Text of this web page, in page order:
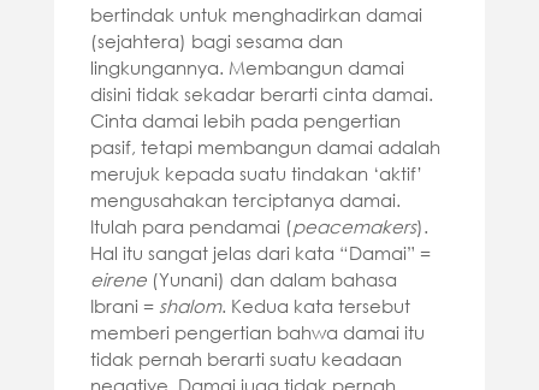
bertindak untuk menghadirkan damai
(sejahtera) bagi sesama dan
lingkungannya. Membangun damai
disini tidak sekadar berarti cinta damai.
Cinta damai lebih pada pengertian
pasif, tetapi membangun damai adalah
merujuk kepada suatu tindakan ‘aktif’
mengusahakan terciptanya damai.
Itulah para pendamai (peacemakers).
Hal itu sangat jelas dari kata “Damai” =
eirene(Yunani) dan dalam bahasa
Ibrani = shalom. Kedua kata tersebut
memberi pengertian bahwa damai itu
tidak pernah berarti suatu keadaan
negative. Damai juga tidak pernah